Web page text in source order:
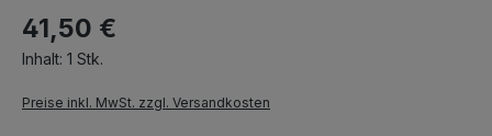
41,50 €
Inhalt: 1 Stk.
Preise inkl. MwSt. zzgl. Versandkosten